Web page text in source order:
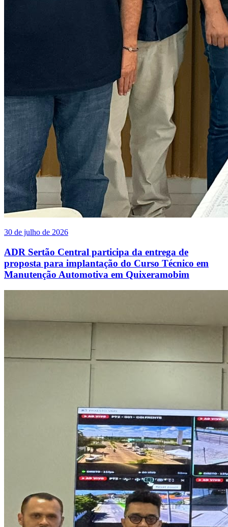
30 de julho de 2026
ADR Sertão Central participa da entrega de
proposta para implantação do Curso Técnico em
Manutenção Automotiva em Quixeramobim